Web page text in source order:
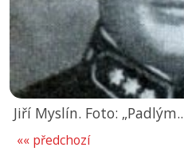
Jiří Myslín. Foto:
«« předchozí